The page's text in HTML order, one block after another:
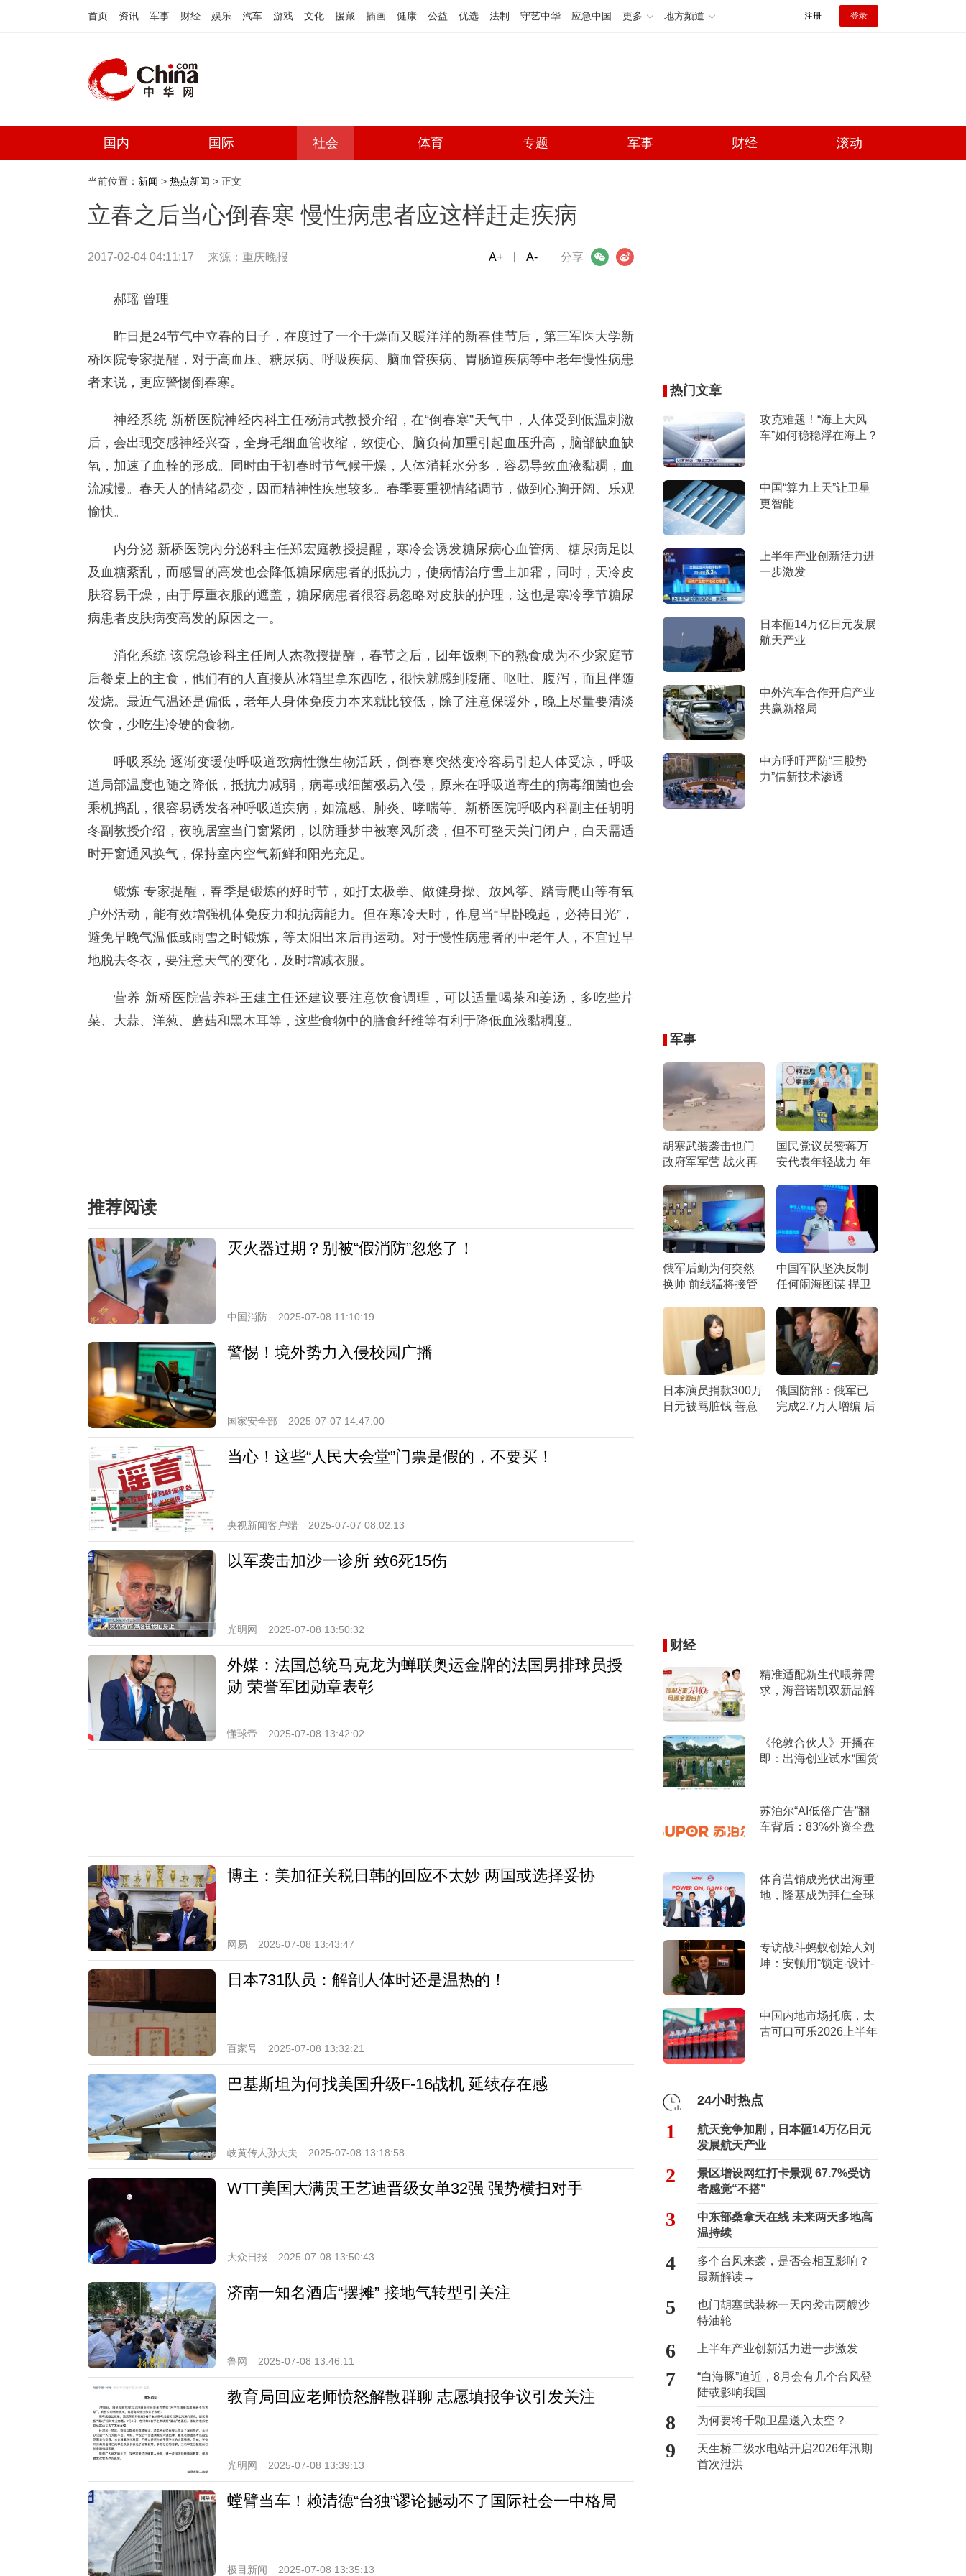
首页 资讯 军事 财经 娱乐 汽车 游戏 文化 援藏 插画 健康 公益 优选 法制 守艺中华 应急中国 更多 地方频道 注册 登录
国内 国际 社会 体育 专题 军事 财经 滚动
当前位置： 新闻 > 热点新闻 > 正文
立春之后当心倒春寒 慢性病患者应这样赶走疾病
2017-02-04 04:11:17 来源： 重庆晚报 分享
微信 微博
A+ A-
郝瑶 曾理
昨日是24节气中立春的日子，在度过了一个干燥而又暖洋洋的新春佳节后，第三军医大学新
桥医院专家提醒，对于高血压、糖尿病、呼吸疾病、脑血管疾病、胃肠道疾病等中老年慢性病患
者来说，更应警惕倒春寒。
神经系统 新桥医院神经内科主任杨清武教授介绍，在“倒春寒”天气中，人体受到低温刺激
后，会出现交感神经兴奋，全身毛细血管收缩，致使心、脑负荷加重引起血压升高，脑部缺血缺
氧，加速了血栓的形成。同时由于初春时节气候干燥，人体消耗水分多，容易导致血液黏稠，血
流减慢。春天人的情绪易变，因而精神性疾患较多。春季要重视情绪调节，做到心胸开阔、乐观
愉快。
内分泌 新桥医院内分泌科主任郑宏庭教授提醒，寒冷会诱发糖尿病心血管病、糖尿病足以
及血糖紊乱，而感冒的高发也会降低糖尿病患者的抵抗力，使病情治疗雪上加霜，同时，天冷皮
肤容易干燥，由于厚重衣服的遮盖，糖尿病患者很容易忽略对皮肤的护理，这也是寒冷季节糖尿
病患者皮肤病变高发的原因之一。
消化系统 该院急诊科主任周人杰教授提醒，春节之后，团年饭剩下的熟食成为不少家庭节
后餐桌上的主食，他们有的人直接从冰箱里拿东西吃，很快就感到腹痛、呕吐、腹泻，而且伴随
发烧。最近气温还是偏低，老年人身体免疫力本来就比较低，除了注意保暖外，晚上尽量要清淡
饮食，少吃生冷硬的食物。
呼吸系统 逐渐变暖使呼吸道致病性微生物活跃，倒春寒突然变冷容易引起人体受凉，呼吸
道局部温度也随之降低，抵抗力减弱，病毒或细菌极易入侵，原来在呼吸道寄生的病毒细菌也会
乘机捣乱，很容易诱发各种呼吸道疾病，如流感、肺炎、哮喘等。新桥医院呼吸内科副主任胡明
冬副教授介绍，夜晚居室当门窗紧闭，以防睡梦中被寒风所袭，但不可整天关门闭户，白天需适
时开窗通风换气，保持室内空气新鲜和阳光充足。
锻炼 专家提醒，春季是锻炼的好时节，如打太极拳、做健身操、放风筝、踏青爬山等有氧
户外活动，能有效增强机体免疫力和抗病能力。但在寒冷天时，作息当“早卧晚起，必待日光”，
避免早晚气温低或雨雪之时锻炼，等太阳出来后再运动。对于慢性病患者的中老年人，不宜过早
地脱去冬衣，要注意天气的变化，及时增减衣服。
营养 新桥医院营养科王建主任还建议要注意饮食调理，可以适量喝茶和姜汤，多吃些芹
菜、大蒜、洋葱、蘑菇和黑木耳等，这些食物中的膳食纤维等有利于降低血液黏稠度。
推荐阅读
灭火器过期？别被“假消防”忽悠了！
中国消防 2025-07-08 11:10:19
警惕！境外势力入侵校园广播
国家安全部 2025-07-07 14:47:00
当心！这些“人民大会堂”门票是假的，不要买！
央视新闻客户端 2025-07-07 08:02:13
以军袭击加沙一诊所 致6死15伤
光明网 2025-07-08 13:50:32
外媒：法国总统马克龙为蝉联奥运金牌的法国男排球员授
勋 荣誉军团勋章表彰
懂球帝 2025-07-08 13:42:02
博主：美加征关税日韩的回应不太妙 两国或选择妥协
网易 2025-07-08 13:43:47
日本731队员：解剖人体时还是温热的！
百家号 2025-07-08 13:32:21
巴基斯坦为何找美国升级F-16战机 延续存在感
岐黄传人孙大夫 2025-07-08 13:18:58
WTT美国大满贯王艺迪晋级女单32强 强势横扫对手
大众日报 2025-07-08 13:50:43
济南一知名酒店“摆摊” 接地气转型引关注
鲁网 2025-07-08 13:46:11
教育局回应老师愤怒解散群聊 志愿填报争议引发关注
光明网 2025-07-08 13:39:13
螳臂当车！赖清德“台独”谬论撼动不了国际社会一中格局
极目新闻 2025-07-08 13:35:13
热门文章
攻克难题！“海上大风
车”如何稳稳浮在海上？
中国“算力上天”让卫星
更智能
上半年产业创新活力进
一步激发
日本砸14万亿日元发展
航天产业
中外汽车合作开启产业
共赢新格局
中方呼吁严防“三股势
力”借新技术渗透
军事
胡塞武装袭击也门
政府军军营 战火再
国民党议员赞蒋万
安代表年轻战力 年
俄军后勤为何突然
换帅 前线猛将接管
中国军队坚决反制
任何闹海图谋 捍卫
日本演员捐款300万
日元被骂脏钱 善意
俄国防部：俄军已
完成2.7万人增编 后
财经
精准适配新生代喂养需
求，海普诺凯双新品解
《伦敦合伙人》开播在
即：出海创业试水“国货
苏泊尔“AI低俗广告”翻
车背后：83%外资全盘
体育营销成光伏出海重
地，隆基成为拜仁全球
专访战斗蚂蚁创始人刘
坤：安顿用“锁定-设计-
中国内地市场托底，太
古可口可乐2026上半年
24小时热点
1
航天竞争加剧，日本砸14万亿日元
发展航天产业
2
景区增设网红打卡景观 67.7%受访
者感觉“不搭”
3
中东部桑拿天在线 未来两天多地高
温持续
4
多个台风来袭，是否会相互影响？
最新解读→
5
也门胡塞武装称一天内袭击两艘沙
特油轮
6 上半年产业创新活力进一步激发
7
“白海豚”迫近，8月会有几个台风登
陆或影响我国
8 为何要将千颗卫星送入太空？
9
天生桥二级水电站开启2026年汛期
首次泄洪